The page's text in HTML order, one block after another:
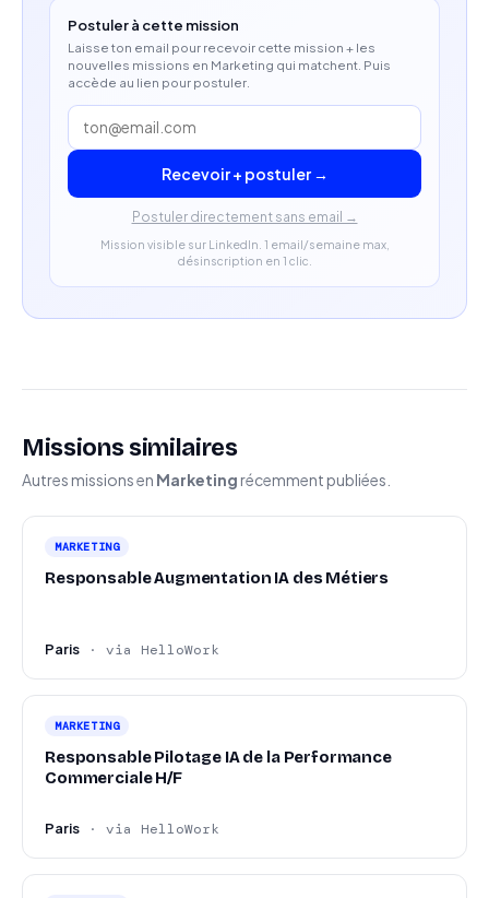
Postuler à cette mission
Laisse ton email pour recevoir cette mission + les
nouvelles missions en Marketing qui matchent. Puis
accède au lien pour postuler.
Recevoir + postuler →
Postuler directement sans email →
Mission visible sur LinkedIn. 1 email/semaine max,
désinscription en 1 clic.
Missions similaires
Autres missions en Marketing récemment publiées.
MARKETING
Responsable Augmentation IA des Métiers
Paris · via HelloWork
MARKETING
Responsable Pilotage IA de la Performance
Commerciale H/F
Paris · via HelloWork